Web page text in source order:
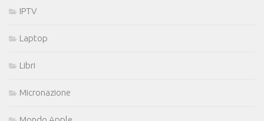
IPTV
Laptop
Libri
Micronazione